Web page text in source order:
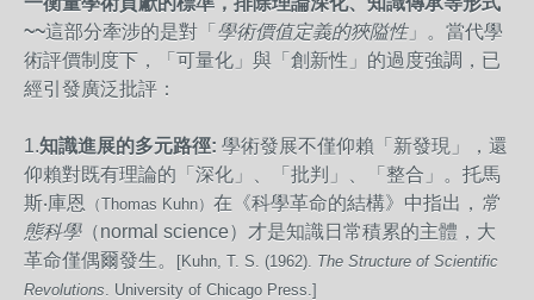
~~這部分牽涉的是對「 學術價值定義的狹隘性」。當代學
術評價制度下，「可量化」與「創新性」的過度強調，已
經引發廣泛批評：
1.知識進展的多元路徑: 學術發展不僅仰賴「新發現」，還
仰賴對既有理論的「深化」、「批判」、「整合」。托馬
斯‧庫恩
（Thomas Kuhn） 在《科學革命的結構》中指出， 常
態科學（normal science）才是知識日常積累的主體，大
革命僅偶爾發生。
[Kuhn, T. S. (1962). The Structure of Scientific
Revolutions. University of Chicago Press.]